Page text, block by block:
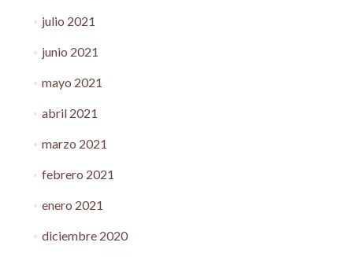
julio 2021
junio 2021
mayo 2021
abril 2021
marzo 2021
febrero 2021
enero 2021
diciembre 2020